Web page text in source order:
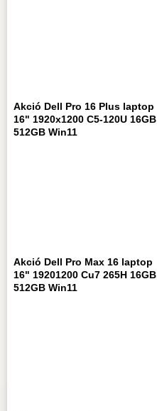
Akció Dell Pro 16 Plus laptop
16" 1920x1200 C5-120U 16GB
512GB Win11
Akció Dell Pro Max 16 laptop
16" 19201200 Cu7 265H 16GB
512GB Win11